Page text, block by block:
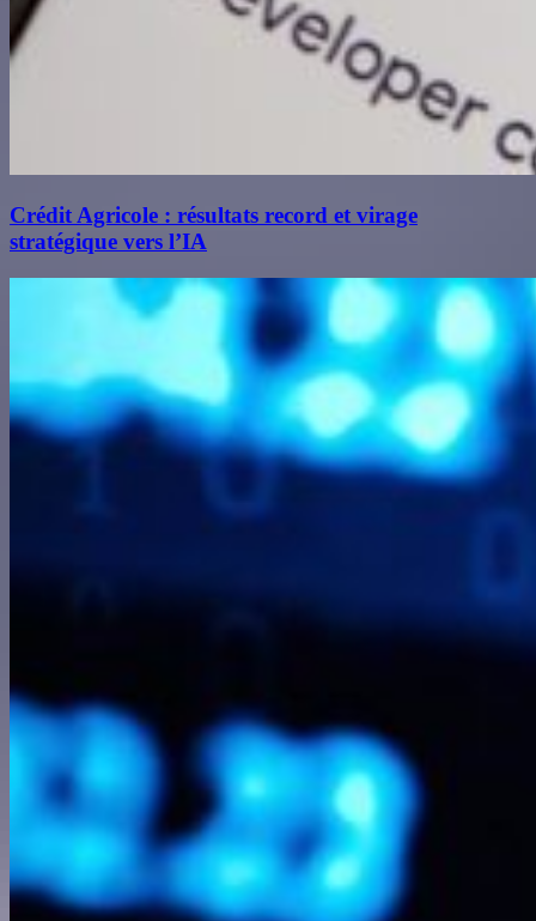
Crédit Agricole : résultats record et virage
stratégique vers l’IA